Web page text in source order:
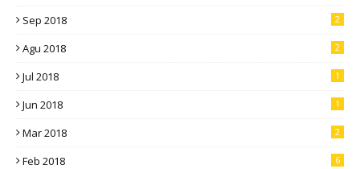
Sep 2018 2
Agu 2018 2
Jul 2018 1
Jun 2018 1
Mar 2018 2
Feb 2018 6